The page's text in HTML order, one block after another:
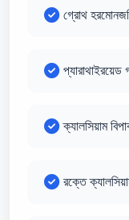
গ্রোথ
প্যারাথাইরয়েড
ক্যালসিয়াম
রক্তে